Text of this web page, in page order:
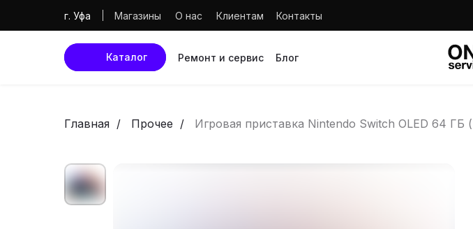
г. Уфа Магазины О нас Клиентам Контакты
Каталог Ремонт и сервис Блог
Главная Прочее Игровая приставка Nintendo Switch OLED 64 ГБ